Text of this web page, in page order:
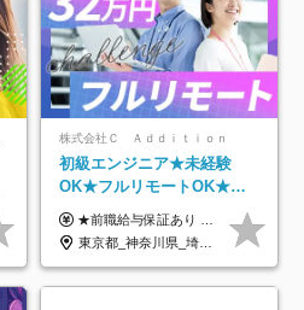
株式会社Ｃ Ａｄｄｉｔｉｏｎ
初級エンジニア★未経験
OK★フルリモートOK★月
給32万円～★残業月10h＆
年休120日以上★副業可
★前職給与保証あり ★月給32万円以上＋インセンティブあり 月給32万円以上＋インセンティブ＋各種手当 ※上記には固定残業代（月30時間・44,400円～）を含みます ※超過分は別途支給します ※試用期間はございません ★＼成果＝あなたの収入／★ 【1】案件単価ー8万円＝あなたの給与 参画したプロジェクトの案件単価から 一律8万円引いた金額があなたの給与です！ （月給例） ■1人称での構築・小規模な詳細設計 案件単価55万円ー8万円＝月給47万円（還元率85.5%） ■大型案件の設計・構築やプロジェクト管理 案件単価90万円ー8万円＝月給82万円（還元率91.1%） ‥‥‥‥‥‥‥‥‥‥‥‥‥‥‥‥‥‥ 【2】月給の他にも豊富なインセンティブあり 全員が月3～13万円のインセンティブをゲットしています！ ≪インセンティブ制度≫ 稼働している現場で増員・交代が発生し、 当社の人員を配属が決定した際に支給。 ◇C Addition正社員が参画 ：実粗利の10%／毎月 ◇協力会社所属の社員が参画：実粗利の30%／毎月 ≪リファラル制度≫ あなたの知り合いが当社のメンバーになった際に、 毎月1人あたり2万円支給します◎ ‥‥‥‥‥‥‥‥‥‥‥‥‥‥‥‥‥‥
東京都_神奈川県_埼玉県_千葉県_大阪府_愛知県_北海道_青森県_岩手県_宮城県_秋田県_山形県_福島県_茨城県_栃木県_群馬県_新潟県_山梨県_長野県_富山県_石川県_福井県_静岡県_岐阜県_三重県_兵庫県_京都府_滋賀県_奈良県_和歌山県_広島県_岡山県_鳥取県_島根県_山口県_徳島県_香川県_愛媛県_高知県_福岡県_熊本県_佐賀県_長崎県_大分県_宮崎県_鹿児島県_沖縄県